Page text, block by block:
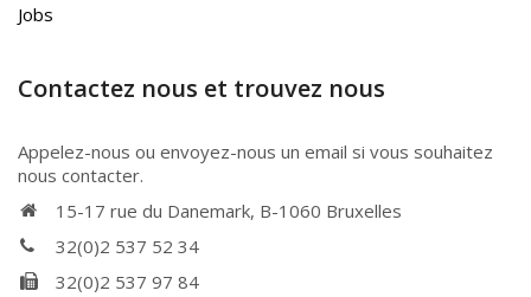
Jobs
Contactez nous et trouvez nous
Appelez-nous ou envoyez-nous un email si vous souhaitez
nous contacter.
15-17 rue du Danemark, B-1060 Bruxelles
32(0)2 537 52 34
32(0)2 537 97 84